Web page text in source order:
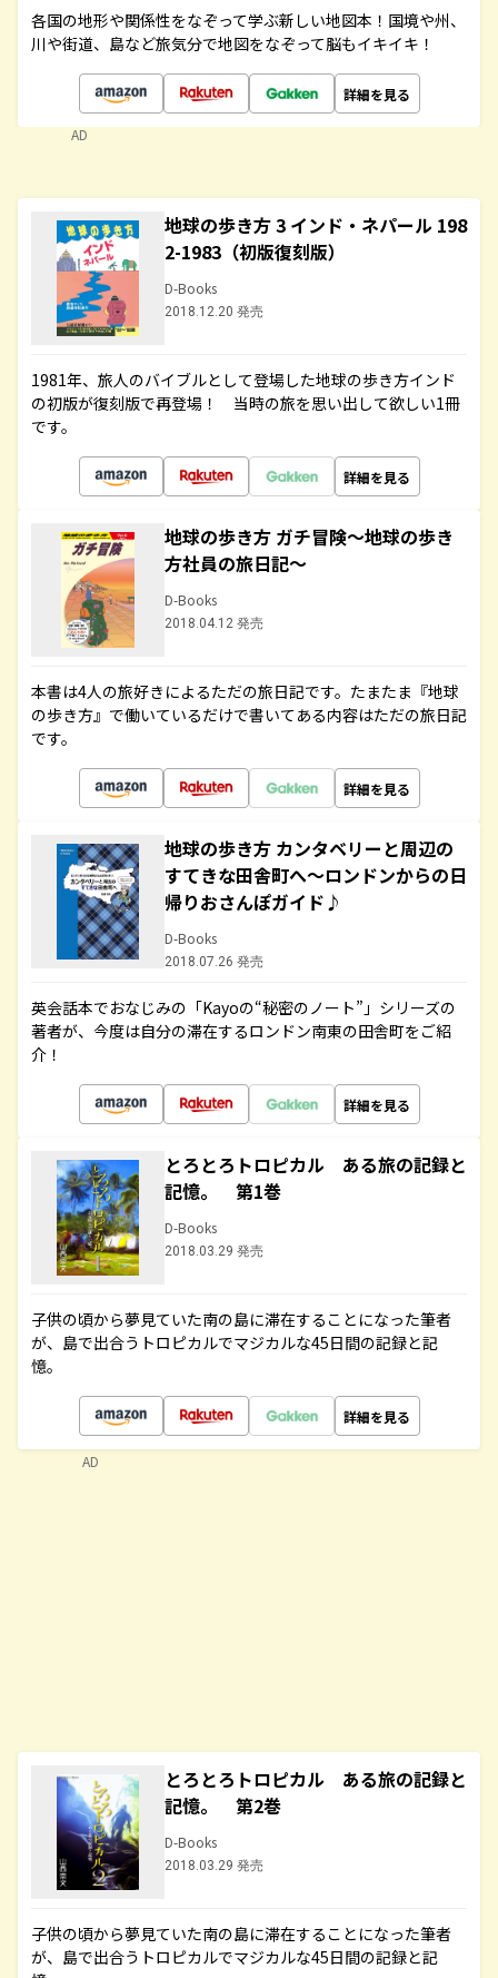
各国の地形や関係性をなぞって学ぶ新しい地図本！国境や州、
川や街道、島など旅気分で地図をなぞって脳もイキイキ！
詳細を見る
AD
地球の歩き方 3 インド・ネパール 198
2-1983（初版復刻版）
D-Books
2018.12.20 発売
1981年、旅人のバイブルとして登場した地球の歩き方インド
の初版が復刻版で再登場！ 当時の旅を思い出して欲しい1冊
です。
詳細を見る
地球の歩き方 ガチ冒険～地球の歩き
方社員の旅日記～
D-Books
2018.04.12 発売
本書は4人の旅好きによるただの旅日記です。たまたま『地球
の歩き方』で働いているだけで書いてある内容はただの旅日記
です。
詳細を見る
地球の歩き方 カンタベリーと周辺の
すてきな田舎町へ～ロンドンからの日
帰りおさんぽガイド♪
D-Books
2018.07.26 発売
英会話本でおなじみの「Kayoの“秘密のノート”」シリーズの
著者が、今度は自分の滞在するロンドン南東の田舎町をご紹
介！
詳細を見る
とろとろトロピカル ある旅の記録と
記憶。 第1巻
D-Books
2018.03.29 発売
子供の頃から夢見ていた南の島に滞在することになった筆者
が、島で出合うトロピカルでマジカルな45日間の記録と記
憶。
詳細を見る
とろとろトロピカル ある旅の記録と
記憶。 第2巻
D-Books
2018.03.29 発売
子供の頃から夢見ていた南の島に滞在することになった筆者
が、島で出合うトロピカルでマジカルな45日間の記録と記
AD